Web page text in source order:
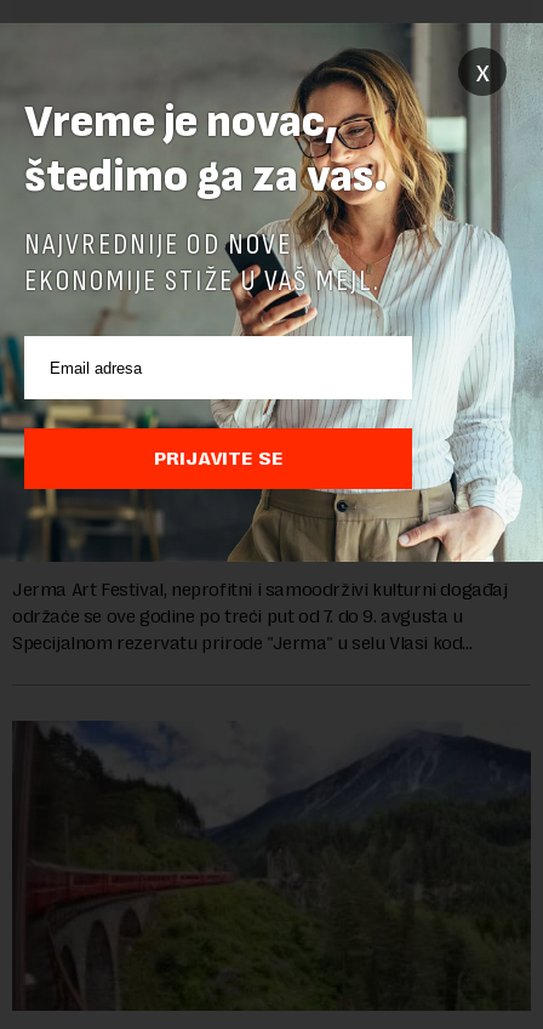
Jerma Art Festival od 7. do 9. avgusta u
Specijalnom rezervatu prirode „Jerma“ kod
Pirota
Jerma Art Festival, neprofitni i samoodrživi kulturni događaj
održaće se ove godine po treći put od 7. do 9. avgusta u
Specijalnom rezervatu prirode "Jerma" u selu Vlasi kod
x
Vreme je novac,
štedimo ga za vas.
NAJVREDNIJE OD NOVE
EKONOMIJE STIŽE U VAŠ MEJL.
PRIJAVITE SE